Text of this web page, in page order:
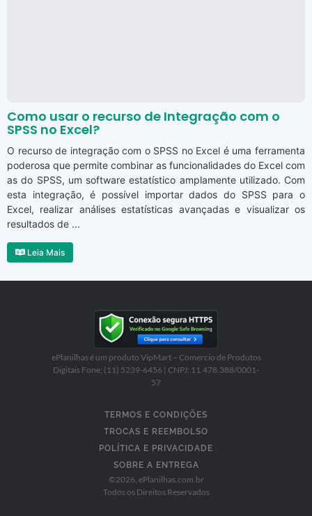
Como usar o recurso de Integração com o
SPSS no Excel?
O recurso de integração com o SPSS no Excel é uma ferramenta
poderosa que permite combinar as funcionalidades do Excel com
as do SPSS, um software estatístico amplamente utilizado. Com
esta integração, é possível importar dados do SPSS para o
Excel, realizar análises estatísticas avançadas e visualizar os
resultados de ...
Leia Mais
ePlanilhas é um produto VipMart – Comercio de Produtos
Digitais Fone: (11) 5239-6456 | CNPJ: 11.478.388/0001-
57
TERMOS E CONDIÇÕES
TROCAS E REEMBOLSO
POLÍTICA E PRIVACIDADE
SOBRE A ENTREGA
©2026 , ePlanilhas.com.br
Todos os Direitos Reservados